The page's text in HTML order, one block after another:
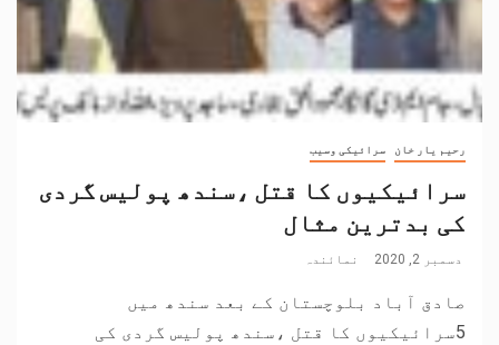
رحیم یار خان سرائیکی وسیب
سرائیکیوں کا قتل ،سندھ پولیس گردی
کی بدترین مثال
دسمبر 2, 2020 نمائندہ
صادق آباد بلوچستان کے بعد سندھ میں
5سرائیکیوں کا قتل ،سندھ پولیس گردی کی